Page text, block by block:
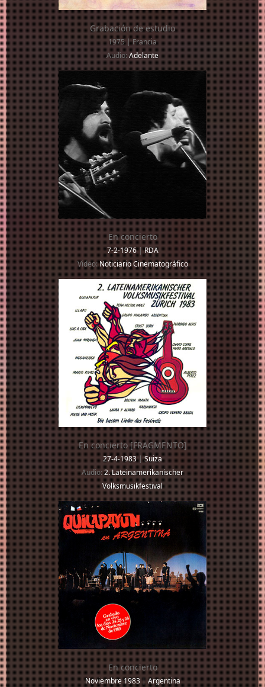
Grabación de estudio
1975 | Francia
Audio:Adelante
En concierto
7-2-1976|RDA
Video:Noticiario Cinematográfico
En concierto [FRAGMENTO]
27-4-1983|Suiza
Audio:2. Lateinamerikanischer
Volksmusikfestival
En concierto
Noviembre 1983|Argentina